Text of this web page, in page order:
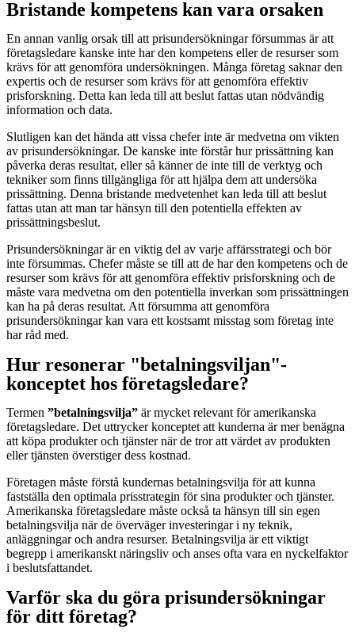
Bristande kompetens kan vara orsaken
En annan vanlig orsak till att prisundersökningar försummas är att
företagsledare kanske inte har den kompetens eller de resurser som
krävs för att genomföra undersökningen. Många företag saknar den
expertis och de resurser som krävs för att genomföra effektiv
prisforskning. Detta kan leda till att beslut fattas utan nödvändig
information och data.
Slutligen kan det hända att vissa chefer inte är medvetna om vikten
av prisundersökningar. De kanske inte förstår hur prissättning kan
påverka deras resultat, eller så känner de inte till de verktyg och
tekniker som finns tillgängliga för att hjälpa dem att undersöka
prissättning. Denna bristande medvetenhet kan leda till att beslut
fattas utan att man tar hänsyn till den potentiella effekten av
prissättningsbeslut.
Prisundersökningar är en viktig del av varje affärsstrategi och bör
inte försummas. Chefer måste se till att de har den kompetens och de
resurser som krävs för att genomföra effektiv prisforskning och de
måste vara medvetna om den potentiella inverkan som prissättningen
kan ha på deras resultat. Att försumma att genomföra
prisundersökningar kan vara ett kostsamt misstag som företag inte
har råd med.
Hur resonerar "betalningsviljan"-
konceptet hos företagsledare?
Termen ”betalningsvilja” är mycket relevant för amerikanska
företagsledare. Det uttrycker konceptet att kunderna är mer benägna
att köpa produkter och tjänster när de tror att värdet av produkten
eller tjänsten överstiger dess kostnad.
Företagen måste förstå kundernas betalningsvilja för att kunna
fastställa den optimala prisstrategin för sina produkter och tjänster.
Amerikanska företagsledare måste också ta hänsyn till sin egen
betalningsvilja när de överväger investeringar i ny teknik,
anläggningar och andra resurser. Betalningsvilja är ett viktigt
begrepp i amerikanskt näringsliv och anses ofta vara en nyckelfaktor
i beslutsfattandet.
Varför ska du göra prisundersökningar
för ditt företag?